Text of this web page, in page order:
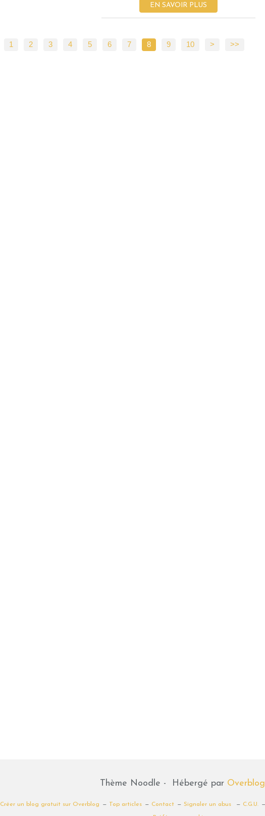
EN SAVOIR PLUS
1 2 3 4 5 6 7 8 9 10 > >>
Thème Noodle - Hébergé par Overblog
Créer un blog gratuit sur Overblog Top articles Contact Signaler un abus C.G.U.